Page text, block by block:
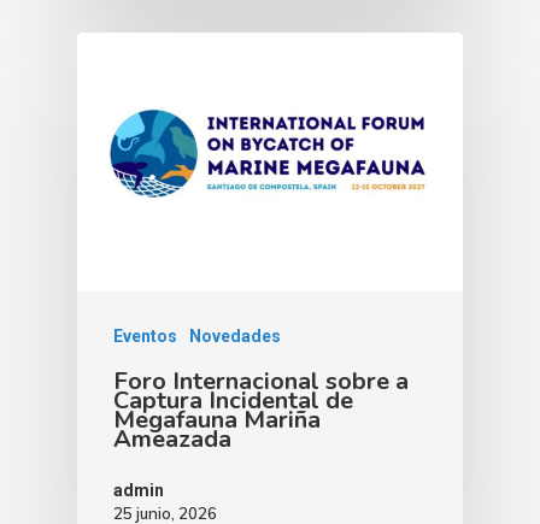
Eventos Novedades
Foro Internacional sobre a
Captura Incidental de
Megafauna Mariña
Ameazada
admin
25 junio, 2026